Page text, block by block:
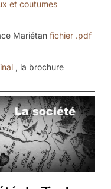
et coutumes
Mariétan fichier .pdf
, la brochure